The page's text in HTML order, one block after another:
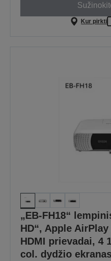
Kur pirkti
„EB-FH18“
HD“, Apple
HDMI prievadai, 4
col. dydžio